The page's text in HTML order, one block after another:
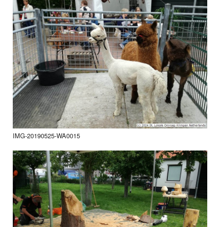
IMG-20190525-WA0015